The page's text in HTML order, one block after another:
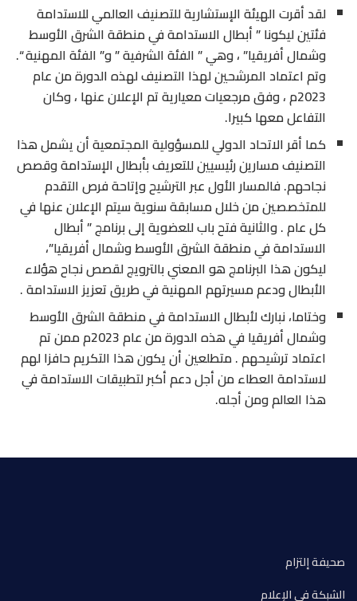
لقد أقرت الهيئة الإستشارية للتصنيف العالمي للاستدامة
فئتين ليكونا ” أبطال الاستدامة في منطقة الشرق الأوسط
وشمال أفريقيا” ، وهي ” الفئة الشرفية ” و” الفئة المهنية “.
وتم اعتماد المرشحين لهذا التصنيف لهذه الدورة من عام
2023م ، وفق مرجعيات معيارية تم الإعلان عنها ، وكان
التفاعل معها كبيرا.
كما أقر الاتحاد الدولي للمسؤولية المجتمعية أن يشمل هذا
التصنيف مسارين رئيسيين للتعريف بأبطال الإستدامة وقصص
نجاحهم. فالمسار الأول عبر الترشيح وإتاحة فرص التقدم
للمتخصصين من خلال مسابقة سنوية سيتم الإعلان عنها في
كل عام . والثانية فتح باب للعضوية إلى برنامج ” أبطال
الاستدامة في منطقة الشرق الأوسط وشمال أفريقيا”،
ليكون هذا البرنامج هو المعني بالترويج لقصص نجاح هؤلاء
الأبطال ودعم مسيرتهم المهنية في طريق تعزيز الاستدامة .
وختاما، نبارك لأبطال الاستدامة في منطقة الشرق الأوسط
وشمال أفريقيا في هذه الدورة من عام 2023م ممن تم
اعتماد ترشيحهم . متطلعين أن يكون هذا التكريم حافزا لهم
لاستدامة العطاء من أجل دعم أكبر لتطبيقات الاستدامة في
هذا العالم ومن أجله.
صحيفة إلتزام
الشبكة في الإعلام